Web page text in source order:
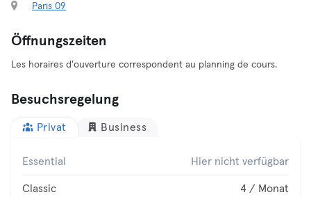
Paris 09
Öffnungszeiten
Les horaires d'ouverture correspondent au planning de cours.
Besuchsregelung
Privat Business
Essential Hier nicht verfügbar
Classic 4 / Monat